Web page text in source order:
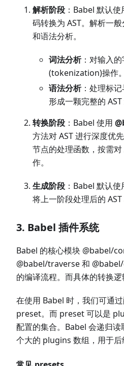
解析阶段 ：Babel 默认使
码转换为 AST。解析一
和语法分析。
词法分析：对输入
(tokenization)操作。
语法分析：处理标
形成一颗完整的 AST
转换阶段 ：Babel 使用
方法对 AST 进行深度优
节点的处理函数，按需
作。
生成阶段 ：Babel 默认使
将上一阶段处理后的 AST
3. Babel 插件系统
Babel 的核心模块 @babel/
@babel/traverse 和
的编译流程。而具体的转换逻
在使用 Babel 时，我们可通
preset。而 preset 可以是
配置的集合。Babel 会递归
个大的 plugins 数组，用于后